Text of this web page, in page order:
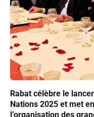
Rabat célèbre le
Nations 2025 et met
l’organisation des